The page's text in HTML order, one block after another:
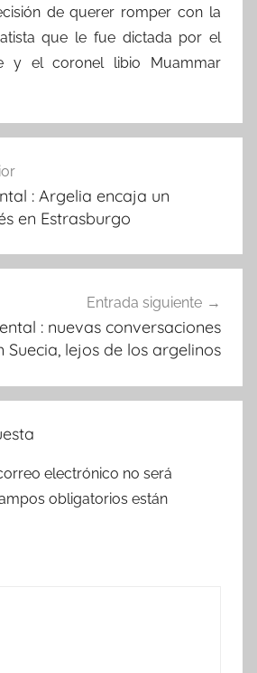
de querer romper con la
que le fue dictada por el
y el coronel libio Muammar
: Argelia encaja un
en Estrasburgo
Entrada siguiente
: nuevas conversaciones
Suecia, lejos de los argelinos
electrónico no será
obligatorios están